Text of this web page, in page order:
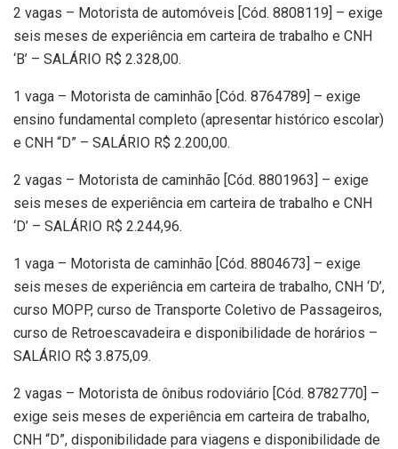
2 vagas – Motorista de automóveis [Cód. 8808119] – exige
seis meses de experiência em carteira de trabalho e CNH
‘B’ – SALÁRIO R$ 2.328,00.
1 vaga – Motorista de caminhão [Cód. 8764789] – exige
ensino fundamental completo (apresentar histórico escolar)
e CNH “D” – SALÁRIO R$ 2.200,00.
2 vagas – Motorista de caminhão [Cód. 8801963] – exige
seis meses de experiência em carteira de trabalho e CNH
‘D’ – SALÁRIO R$ 2.244,96.
1 vaga – Motorista de caminhão [Cód. 8804673] – exige
seis meses de experiência em carteira de trabalho, CNH ‘D’,
curso MOPP, curso de Transporte Coletivo de Passageiros,
curso de Retroescavadeira e disponibilidade de horários –
SALÁRIO R$ 3.875,09.
2 vagas – Motorista de ônibus rodoviário [Cód. 8782770] –
exige seis meses de experiência em carteira de trabalho,
CNH “D”, disponibilidade para viagens e disponibilidade de